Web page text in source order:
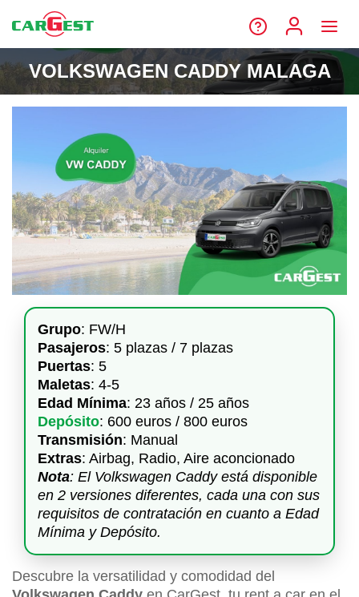
VOLKSWAGEN CADDY MALAGA
Grupo: FW/H
Pasajeros: 5 plazas / 7 plazas
Puertas: 5
Maletas: 4-5
Edad Mínima: 23 años / 25 años
Depósito: 600 euros / 800 euros
Transmisión: Manual
Extras: Airbag, Radio, Aire aconcionado
Nota: El Volkswagen Caddy está disponible
en 2 versiones diferentes, cada una con sus
requisitos de contratación en cuanto a Edad
Mínima y Depósito.
Descubre la versatilidad y comodidad del